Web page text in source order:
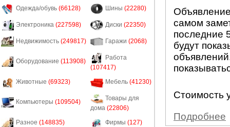
Одежда/обувь (66128) Шины (22280)
Электроника (227598) Диски (22350)
Недвижимость (249817) Гаражи (2068)
Оборудование (113908)
Работа
(107417)
Животные (69323) Мебель (41230)
Компьютеры (109504)
Товары для
дома (22806)
Разное (148835) Фирмы (127)
самом
последние
будут
Стоимость
Подробнее